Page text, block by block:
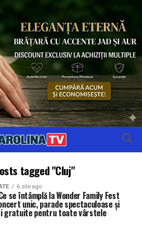
tagged "Cluj"
6 zile ago
se întâmplă la Wonder Family Fest
unic, parade spectaculoase și
gratuite pentru toate vârstele